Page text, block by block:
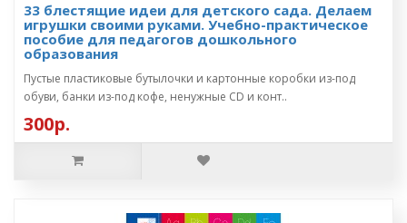
33 блестящие идеи для детского сада. Делаем
игрушки своими руками. Учебно-практическое
пособие для педагогов дошкольного
образования
Пустые пластиковые бутылочки и картонные коробки из-под
обуви, банки из-под кофе, ненужные CD и конт..
300р.